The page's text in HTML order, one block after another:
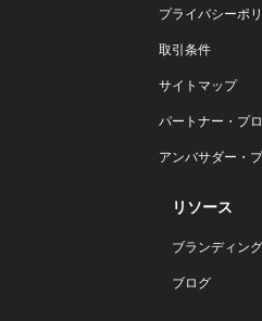
プライバシーポ
取引条件
サイトマップ
パートナー・プ
アンバサダー・
リソース
ブランディン
ブログ